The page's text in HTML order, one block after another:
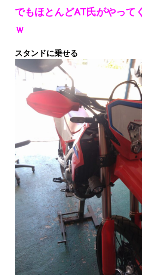
でもほとんどAT氏がやって
ｗ
スタンドに乗せる